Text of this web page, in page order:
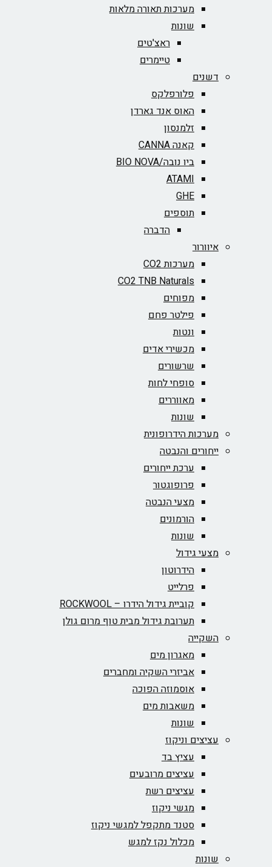
מערכות תאורה מלאות
שונות
ראצ'טים
טיימרים
דשנים
פלורפלקס
האוס אנד גארדן
זלמנסון
קאנה CANNA
ביו נובה/BIO NOVA‏
ATAMI
GHE
תוספים
הדברה
איוורור
מערכות CO2
CO2 TNB Naturals
מפוחים
פילטר פחם
ונטות
מכשירי אדים
שרשורים
סופחי לחות
מאווררים
שונות
מערכות הידרופונית
ייחורים והנבטה
ערכת ייחורים
פרופוגטור
מצעי הנבטה
הורמונים
שונות
מצעי גידול
הידרוטון
פרלייט
קוביית גידול הידרו – ROCKWOOL‏
תערובת גידול מבית טוף מרום גולן
השקייה
מאגרון מים
אביזרי השקיה ומחברים
אוסמוזה הפוכה
משאבות מים
שונות
עציצים וניקוז
עציץ בד
עציצים מרובעים
עציצים רשת
מגשי ניקוז
סטנד מתקפל למגשי ניקוז
מכלול נקז למגש
שונות